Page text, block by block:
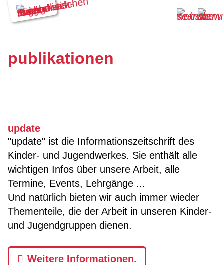
publikationen
update
"update" ist die Informationszeitschrift des
Kinder- und Jugendwerkes. Sie enthält alle
wichtigen Infos über unsere Arbeit, alle
Termine, Events, Lehrgänge ...
Und natürlich bieten wir auch immer wieder
Thementeile, die der Arbeit in unseren Kinder-
und Jugendgruppen dienen.
Weitere Informationen.